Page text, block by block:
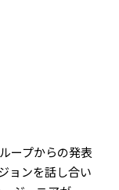
ープからの発表
ョンを話し合い